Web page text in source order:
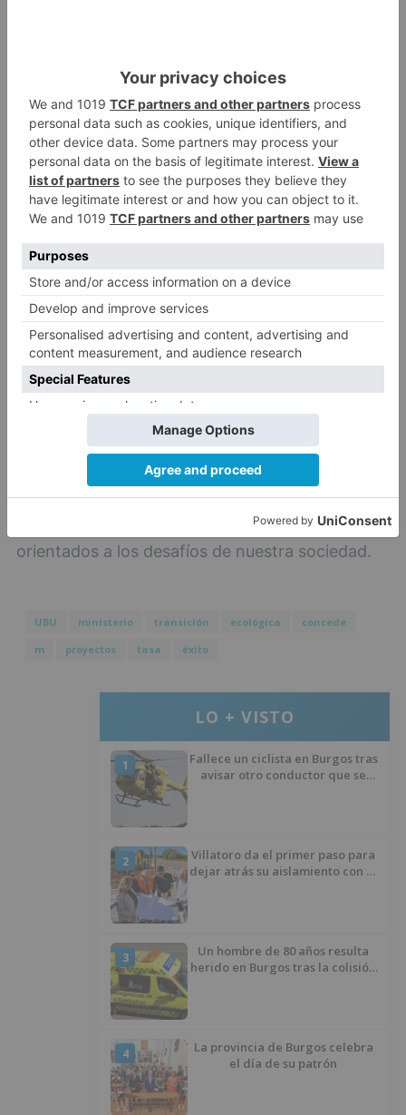
Las ayudas tienen como finalidad fomentar las
actividades de I+D+i con el fin de incrementar la
competitividad y liderazgo internacional de la
ciencia y la tecnología españolas a través de la
generación de conocimiento científico,
mediante una investigación de calidad orientada
a la transición ecológica y a la transición digital,
contribuyendo al cumplimiento del objetivo 4
(OE4) del Plan Estatal de Investigación
Científica, Técnica y de Innovación para el
período 2021-2023, de potenciar la generación
de conocimiento científico-técnico de calidad a
través de la financiación tanto de proyectos de
investigación no orientados que avancen la
frontera de conocimiento como proyectos
orientados a los desafíos de nuestra sociedad.
UBU ministerio transición ecológica
concede
m
proyectos tasa éxito
LO + VISTO
1
Fallece un ciclista en Burgos tras
avisar otro conductor que se
2
Villatoro da el primer paso para
dejar atrás su aislamiento con el
3
Un hombre de 80 años resulta
herido en Burgos tras la colisión
4
La provincia de Burgos celebra
el día de su patrón